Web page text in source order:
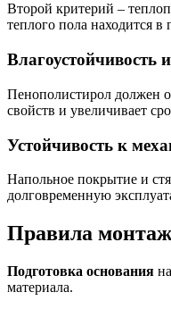
Второй критерий –
теплого пола находится
Влагоустойчивость
Пенополистирол должен
свойств и увеличивает
Устойчивость к
Напольное покрытие и
долговременную
Правила
Подготовка основания
материала.